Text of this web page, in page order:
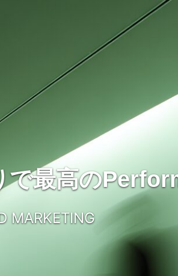
で最高の
MARKETING